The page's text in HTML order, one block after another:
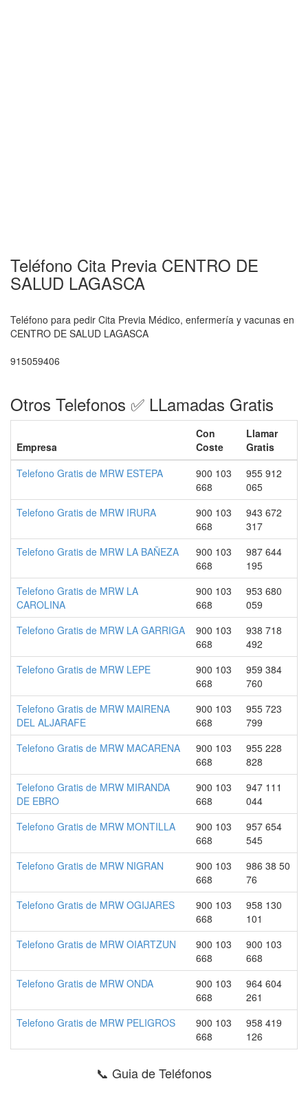
Teléfono Cita Previa CENTRO DE
SALUD LAGASCA
Teléfono para pedir Cita Previa Médico, enfermería y vacunas en
CENTRO DE SALUD LAGASCA
915059406
Otros Telefonos ✅ LLamadas Gratis
Empresa
Con
Coste
Llamar
Gratis
Telefono Gratis de MRW ESTEPA
900 103
668
955 912
065
Telefono Gratis de MRW IRURA
900 103
668
943 672
317
Telefono Gratis de MRW LA BAÑEZA
900 103
668
987 644
195
Telefono Gratis de MRW LA
CAROLINA
900 103
668
953 680
059
Telefono Gratis de MRW LA GARRIGA
900 103
668
938 718
492
Telefono Gratis de MRW LEPE
900 103
668
959 384
760
Telefono Gratis de MRW MAIRENA
DEL ALJARAFE
900 103
668
955 723
799
Telefono Gratis de MRW MACARENA
900 103
668
955 228
828
Telefono Gratis de MRW MIRANDA
DE EBRO
900 103
668
947 111
044
Telefono Gratis de MRW MONTILLA
900 103
668
957 654
545
Telefono Gratis de MRW NIGRAN
900 103
668
986 38 50
76
Telefono Gratis de MRW OGIJARES
900 103
668
958 130
101
Telefono Gratis de MRW OIARTZUN
900 103
668
900 103
668
Telefono Gratis de MRW ONDA
900 103
668
964 604
261
Telefono Gratis de MRW PELIGROS
900 103
668
958 419
126
📞 Guia de Teléfonos